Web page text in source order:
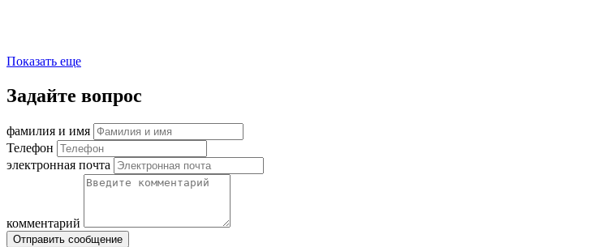
Показать еще
Задайте вопрос
фамилия и имя
Телефон
электронная почта
комментарий
Отправить сообщение